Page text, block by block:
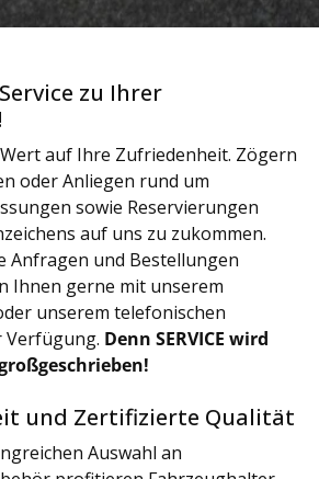
zu Ihrer
auf Ihre Zufriedenheit. Zögern
oder Anliegen rund um
sowie Reservierungen
auf uns zu zukommen.
Anfragen und Bestellungen
Ihnen gerne mit unserem
unserem telefonischen
Verfügung. Denn SERVICE wird
und Zertifizierte Qualität
Auswahl an